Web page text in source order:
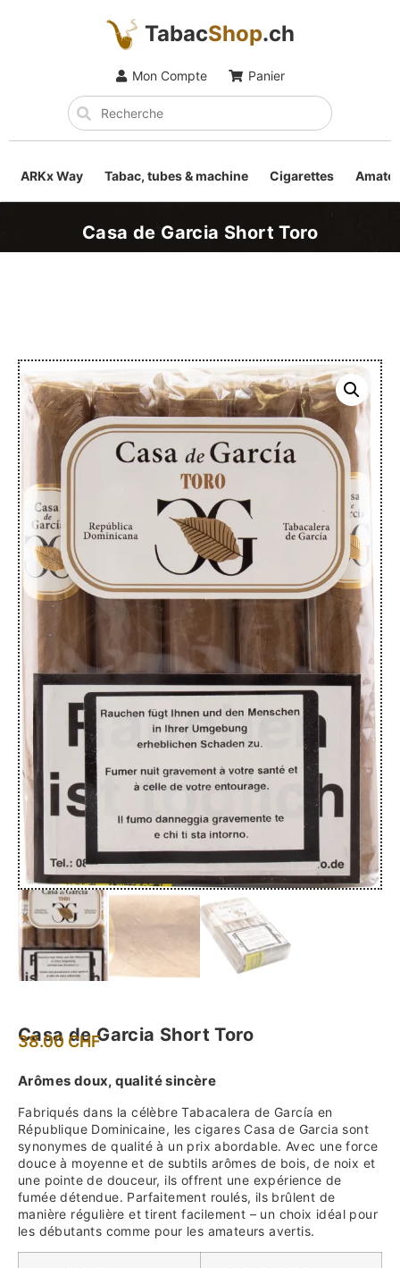
TabacShop.ch
Mon Compte Panier
ARKx Way Tabac, tubes & machine Cigarettes
Casa de Garcia Short Toro
Casa de Garcia Short Toro
38.00 CHF
Arômes doux, qualité sincère
Fabriqués dans la célèbre Tabacalera de García en
République Dominicaine, les cigares Casa de Garcia sont
synonymes de qualité à un prix abordable. Avec une force
douce à moyenne et de subtils arômes de bois, de noix et
une pointe de douceur, ils offrent une expérience de
fumée détendue. Parfaitement roulés, ils brûlent de
manière régulière et tirent facilement – un choix idéal pour
les débutants comme pour les amateurs avertis.